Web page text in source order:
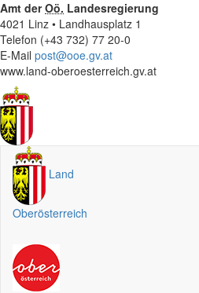
Amt derOö. Landesregierung
4021 Linz • Landhausplatz 1
Telefon (+43 732) 77 20-0
E-Mail post@ooe.gv.at
www.land-oberoesterreich.gv.at
Land
Oberösterreich